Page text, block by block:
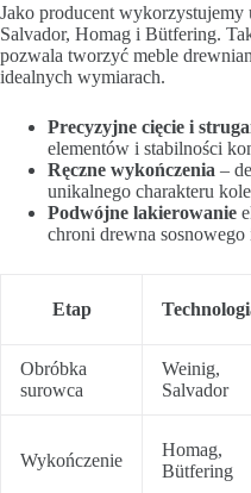
Jako producent wykorzystujemy
Salvador, Homag i Bütfering.
pozwala tworzyć meble
idealnych wymiarach.
Precyzyjne cięcie i
elementów i stabilności
Ręczne wykończenia –
unikalnego charakteru
Podwójne lakierowanie
chroni drewna sosnowego
Etap
Obróbka
surowca
Weinig,
Salvador
Wykończenie
Homag,
Bütfering